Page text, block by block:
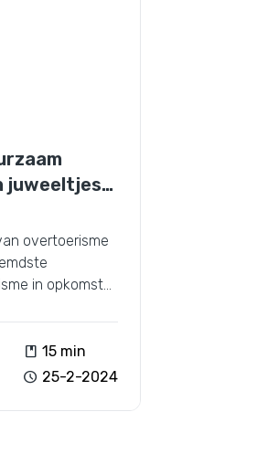
juweeltjes
overtoerisme
in opkomst
plaatsen en
promoot.
book 15 min
schedule 25-2-2024